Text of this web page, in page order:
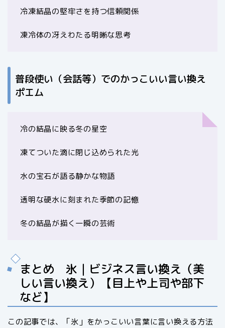
冷凍結晶の堅牢さを持つ信頼関係
凍冷体の冴えわたる明晰な思考
普段使い（会話等）でのかっこいい言い換え
ポエム
冷の結晶に映る冬の星空
凍てついた滴に閉じ込められた光
水の宝石が語る静かな物語
透明な硬水に刻まれた季節の記憶
冬の結晶が描く一瞬の芸術
まとめ 氷｜ビジネス言い換え（美
しい言い換え）【目上や上司や部下
など】
この記事では、「氷」をかっこいい言葉に言い換える方法